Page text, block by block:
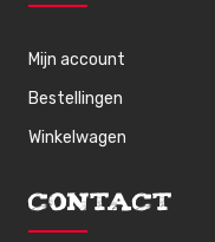
Mijn account
Bestellingen
Winkelwagen
Contact